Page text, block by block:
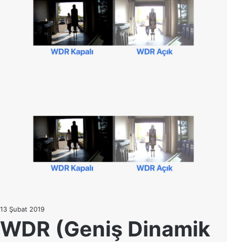
13 Şubat 2019
WDR (Geniş Dinamik